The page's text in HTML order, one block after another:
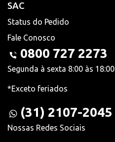
SAC
Status do Pedido
Fale Conosco
0800 727 2273
Segunda à sexta 8:00 às 18:00
*Exceto feriados
(31) 2107-2045
Nossas Redes Sociais